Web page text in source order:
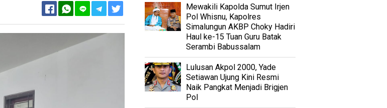
Mewakili Kapolda Sumut Irjen
Pol Whisnu, Kapolres
Simalungun AKBP Choky Hadiri
Haul ke-15 Tuan Guru Batak
Serambi Babussalam
Lulusan Akpol 2000, Yade
Setiawan Ujung Kini Resmi
Naik Pangkat Menjadi Brigjen
Pol